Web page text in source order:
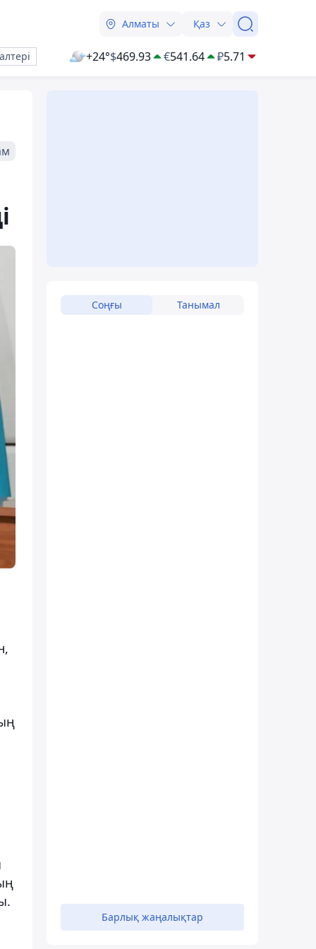
Алматы Қаз
+24°$469.93 €541.64 ₽5.71
Соңғы Танымал
Барлық жаңалықтар